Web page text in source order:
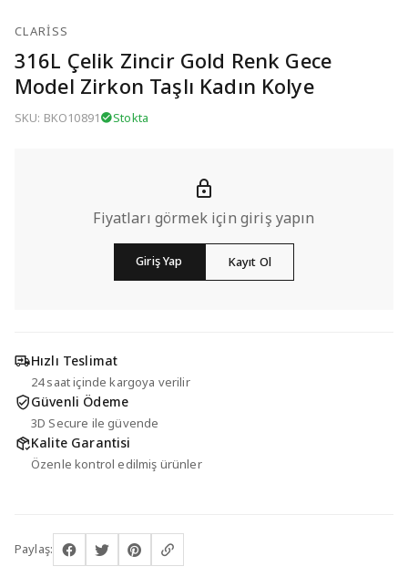
CLARISS
316L Çelik Zincir Gold Renk Gece
Model Zirkon Taşlı Kadın Kolye
SKU: BKO10891 Stokta
Fiyatları görmek için giriş yapın
Giriş Yap Kayıt Ol
Hızlı Teslimat
24 saat içinde kargoya verilir
Güvenli Ödeme
3D Secure ile güvende
Kalite Garantisi
Özenle kontrol edilmiş ürünler
Paylaş: